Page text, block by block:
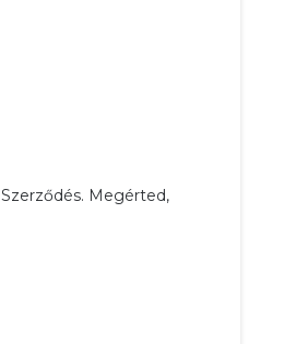
Megérted,